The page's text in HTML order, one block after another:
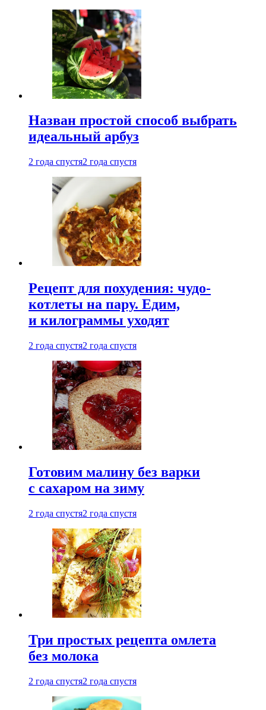
Назван простой способ выбрать
идеальный арбуз
2 года спустя2 года спустя
Рецепт для похудения: чудо-
котлеты на пару. Едим,
и килограммы уходят
2 года спустя2 года спустя
Готовим малину без варки
с сахаром на зиму
2 года спустя2 года спустя
Три простых рецепта омлета
без молока
2 года спустя2 года спустя